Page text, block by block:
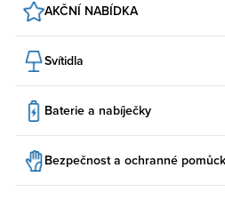
AKČNÍ NABÍDKA
Svítidla
Baterie a nabíječky
Bezpečnost a ochranné